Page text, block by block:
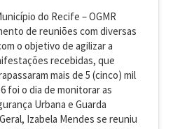
do Recife – OGMR
de reuniões com diversas
o objetivo de agilizar a
recebidas, que
mais de 5 (cinco) mil
foi o dia de monitorar as
Urbana e Guarda
Izabela Mendes se reuniu